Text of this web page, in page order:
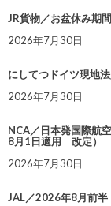
JR貨物／お盆休み期
2026年7月30日
にしてつドイツ現地
2026年7月30日
NCA／日本発国際航
8月1日適用 改定）
2026年7月30日
JAL／2026年8月前